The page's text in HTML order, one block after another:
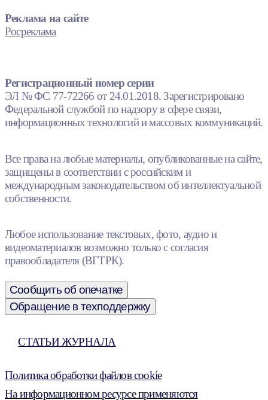
Реклама на сайте
Росреклама
Регистрационный номер серии
ЭЛ № ФС 77-72266 от 24.01.2018. Зарегистрировано
Федеральной службой по надзору в сфере связи,
информационных технологий и массовых коммуникаций.
Все права на любые материалы, опубликованные на сайте,
защищены в соответствии с российским и
международным законодательством об интеллектуальной
собственности.
Любое использование текстовых, фото, аудио и
видеоматериалов возможно только с согласия
правообладателя (ВГТРК).
Сообщить об опечатке
Обращение в техподдержку
СТАТЬИ ЖУРНАЛА
Политика обработки файлов cookie
На информационном ресурсе применяются